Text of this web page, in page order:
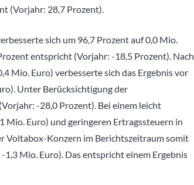
(Vorjahr: 28,7 Prozent).
sich um 96,7 Prozent auf 0,0 Mio.
entspricht (Vorjahr: -18,5 Prozent). Nach
Mio. Euro) verbesserte sich das Ergebnis vor
Unter Berücksichtigung der
-28,0 Prozent). Bei einem leicht
Mio. Euro) und geringeren Ertragssteuern in
Voltabox-Konzern im Berichtszeitraum somit
Mio. Euro). Das entspricht einem Ergebnis